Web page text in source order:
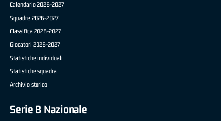
Calendario 2026-2027
Squadre 2026-2027
Classifica 2026-2027
Giocatori 2026-2027
Statistiche individuali
Statistiche squadra
Archivio storico
Serie B Nazionale